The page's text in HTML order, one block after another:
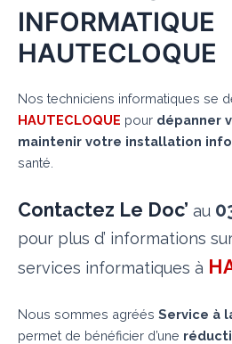
INFORMATIQUE
HAUTECLOQUE
Nos techniciens informatiques se
HAUTECLOQUE pour dépanner
maintenir votre installation
santé.
Contactez Le Doc’ au
pour plus d’ informations
services informatiques à
Nous sommes agréés Service à
permet de bénéficier d’une